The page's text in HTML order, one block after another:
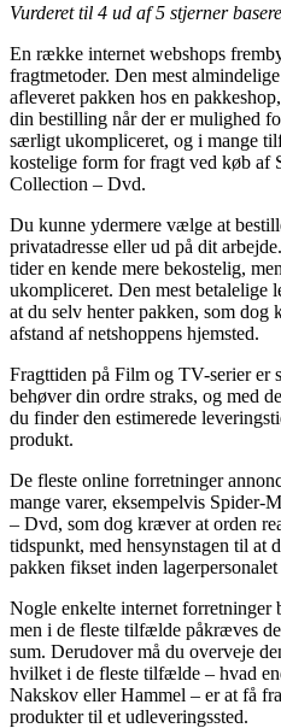
Vurderet til 4 ud af 5 stjerner
En række internet webshops
fragtmetoder. Den mest
afleveret pakken hos en
din bestilling når der er mulighed
særligt ukompliceret, og i mange
kostelige form for fragt ved køb af
Collection – Dvd.
Du kunne ydermere vælge at
privatadresse eller ud på dit
tider en kende mere bekostelig,
ukompliceret. Den mest
at du selv henter pakken, som
afstand af netshoppens hjemsted.
Fragttiden på Film og TV-serier er
behøver din ordre straks, og med
du finder den estimerede
produkt.
De fleste online forretninger
mange varer, eksempelvis Spider-
– Dvd, som dog kræver at orden
tidspunkt, med hensynstagen til at
pakken fikset inden
Nogle enkelte internet forretninger
men i de fleste tilfælde påkræves
sum. Derudover må du overveje
hvilket i de fleste tilfælde – hvad
Nakskov eller Hammel – er at få
produkter til et udleveringssted.